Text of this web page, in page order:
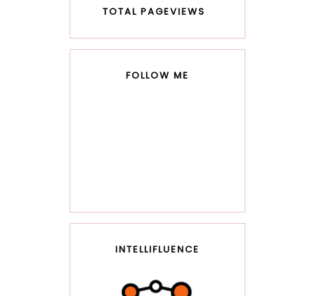
TOTAL PAGEVIEWS
FOLLOW ME
INTELLIFLUENCE